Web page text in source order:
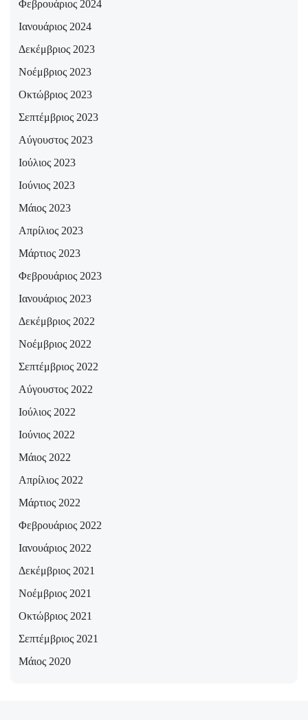
Φεβρουάριος 2024
Ιανουάριος 2024
Δεκέμβριος 2023
Νοέμβριος 2023
Οκτώβριος 2023
Σεπτέμβριος 2023
Αύγουστος 2023
Ιούλιος 2023
Ιούνιος 2023
Μάιος 2023
Απρίλιος 2023
Μάρτιος 2023
Φεβρουάριος 2023
Ιανουάριος 2023
Δεκέμβριος 2022
Νοέμβριος 2022
Σεπτέμβριος 2022
Αύγουστος 2022
Ιούλιος 2022
Ιούνιος 2022
Μάιος 2022
Απρίλιος 2022
Μάρτιος 2022
Φεβρουάριος 2022
Ιανουάριος 2022
Δεκέμβριος 2021
Νοέμβριος 2021
Οκτώβριος 2021
Σεπτέμβριος 2021
Μάιος 2020